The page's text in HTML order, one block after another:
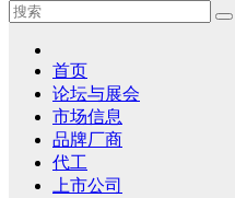
首页
论坛与展会
市场信息
品牌厂商
代工
上市公司